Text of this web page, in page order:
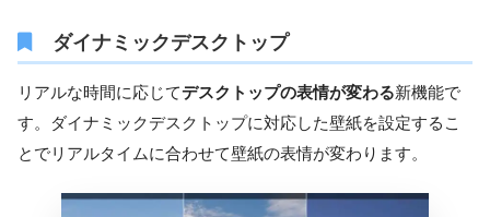
ダイナミックデスクトップ
リアルな時間に応じてデスクトップの表情が変わる新機能で
す。ダイナミックデスクトップに対応した壁紙を設定するこ
とでリアルタイムに合わせて壁紙の表情が変わります。